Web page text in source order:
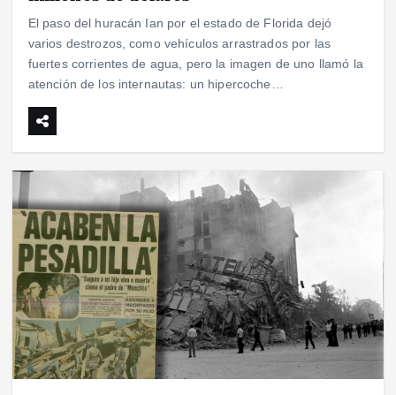
El paso del huracán Ian por el estado de Florida dejó
varios destrozos, como vehículos arrastrados por las
fuertes corrientes de agua, pero la imagen de uno llamó la
atención de los internautas: un hipercoche…